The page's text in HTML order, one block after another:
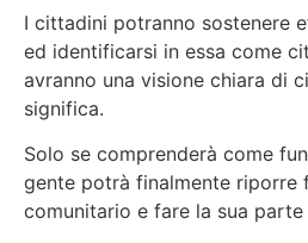
I cittadini potranno sostenere
ed identificarsi in essa come
avranno una visione chiara di
significa.
Solo se comprenderà come
gente potrà finalmente riporre
comunitario e fare la sua parte